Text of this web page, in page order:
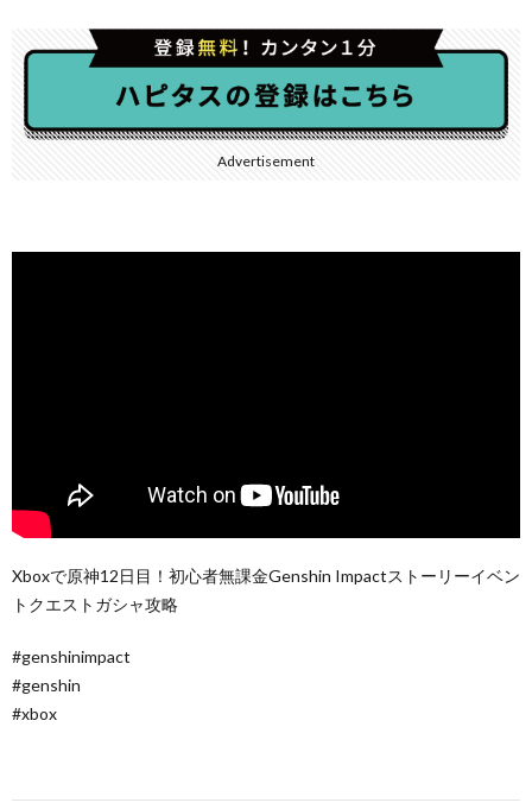
Advertisement
Xboxで原神12日目！初心者無課金Genshin Impactストーリーイベン
トクエストガシャ攻略
#genshinimpact
#genshin
#xbox